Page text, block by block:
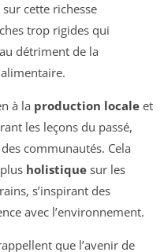
cette richesse
trop rigides qui
détriment de la
à la production locale et
les leçons du passé,
communautés. Cela
holistique sur les
s’inspirant des
avec l’environnement.
que l’avenir de